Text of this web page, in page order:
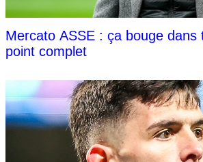
Mercato ASSE : ça bouge dans
point complet